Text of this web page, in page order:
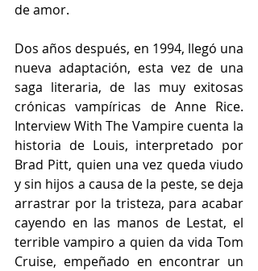
de amor.
Dos años después, en 1994, llegó una
nueva adaptación, esta vez de una
saga literaria, de las muy exitosas
crónicas vampíricas de Anne Rice.
Interview With The Vampire cuenta la
historia de Louis, interpretado por
Brad Pitt, quien una vez queda viudo
y sin hijos a causa de la peste, se deja
arrastrar por la tristeza, para acabar
cayendo en las manos de Lestat, el
terrible vampiro a quien da vida Tom
Cruise, empeñado en encontrar un